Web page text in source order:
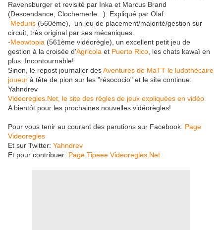
Ravensburger et revisité par Inka et Marcus Brand
(Descendance, Clochemerle...). Expliqué par Olaf.
-Meduris (560ème), un jeu de placement/majorité/gestion sur
circuit, très original par ses mécaniques.
-Meowtopia (561ème vidéorègle), un excellent petit jeu de
gestion à la croisée d'Agricola et Puerto Rico , les chats kawaï en
plus. Incontournable!
Sinon, le repost journalier desAventures de MaTT le ludothécaire
joueur à tête de pion sur les "résococio" et le site continue:
Yahndrev
Videoregles.Net, le site des règles de jeux expliquées en vidéo
A bientôt pour les prochaines nouvelles vidéorègles!
Pour vous tenir au courant des parutions sur Facebook: Page
Videoregles
Et sur Twitter: Yahndrev
Et pour contribuer: Page Tipeee Videoregles.Net